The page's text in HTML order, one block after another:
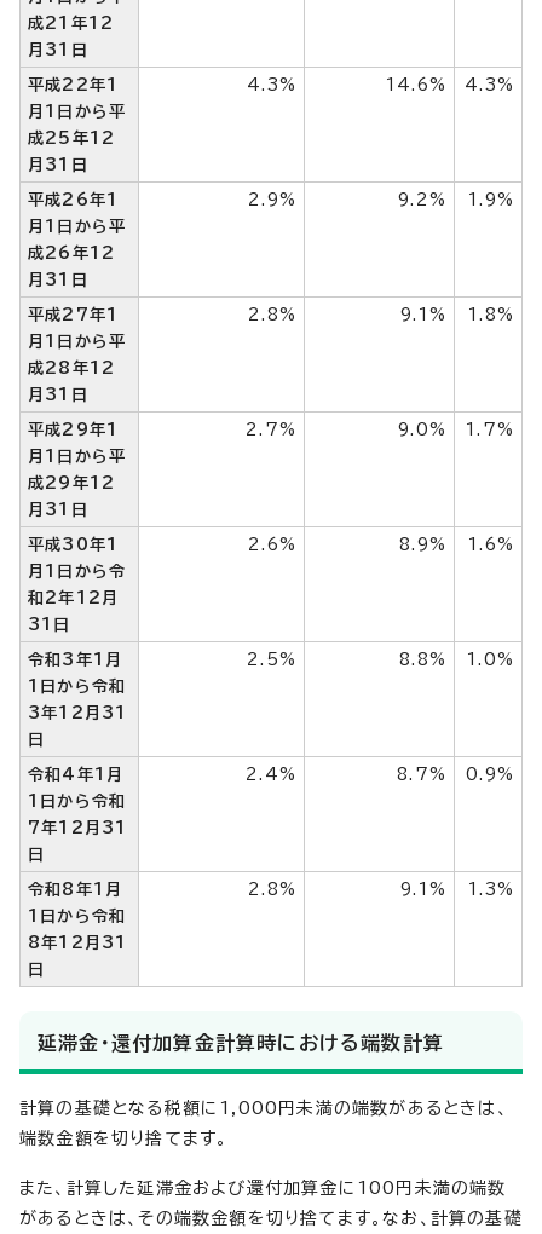
成21年12
月31日
平成22年1
月1日から平
成25年12
月31日
4.3% 14.6% 4.3%
平成26年1
月1日から平
成26年12
月31日
2.9% 9.2% 1.9%
平成27年1
月1日から平
成28年12
月31日
2.8% 9.1% 1.8%
平成29年1
月1日から平
成29年12
月31日
2.7% 9.0% 1.7%
平成30年1
月1日から令
和2年12月
31日
2.6% 8.9% 1.6%
令和3年1月
1日から令和
3年12月31
日
2.5% 8.8% 1.0%
令和4年1月
1日から令和
7年12月31
日
2.4% 8.7% 0.9%
令和8年1月
1日から令和
8年12月31
日
2.8% 9.1% 1.3%
延滞金・還付加算金計算時における端数計算
計算の基礎となる税額に1,000円未満の端数があるときは、
端数金額を切り捨てます。
また、計算した延滞金および還付加算金に100円未満の端数
があるときは、その端数金額を切り捨てます。なお、計算の基礎